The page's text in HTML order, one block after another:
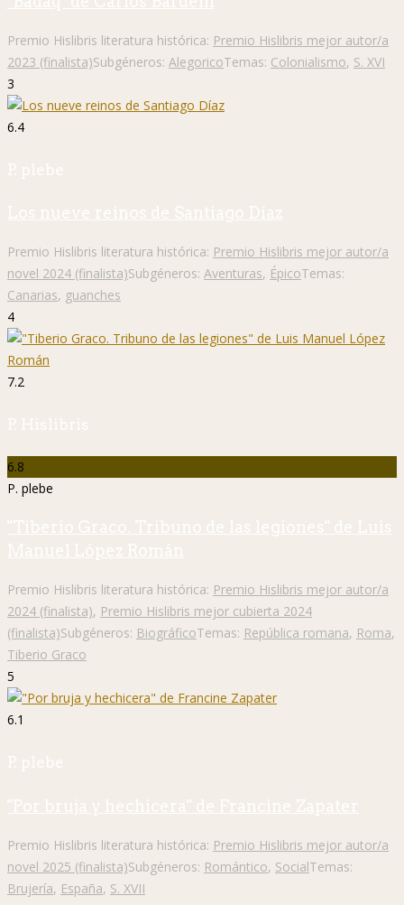
Premio Hislibris literatura histórica: Premio Hislibris mejor autor/a
2023 (finalista)Subgéneros: AlegoricoTemas: Colonialismo, S. XVI
3
6.4
P. plebe
Los nueve reinos de Santiago Díaz
Premio Hislibris literatura histórica: Premio Hislibris mejor autor/a
novel 2024 (finalista)Subgéneros: Aventuras, ÉpicoTemas:
Canarias, guanches
4
7.2
P. Hislibris
6.8
P. plebe
"Tiberio Graco. Tribuno de las legiones" de Luis
Manuel López Román
Premio Hislibris literatura histórica: Premio Hislibris mejor autor/a
2024 (finalista), Premio Hislibris mejor cubierta 2024
(finalista)Subgéneros: BiográficoTemas: República romana, Roma,
Tiberio Graco
5
6.1
P. plebe
"Por bruja y hechicera" de Francine Zapater
Premio Hislibris literatura histórica: Premio Hislibris mejor autor/a
novel 2025 (finalista)Subgéneros: Romántico, SocialTemas:
Brujería, España, S. XVII